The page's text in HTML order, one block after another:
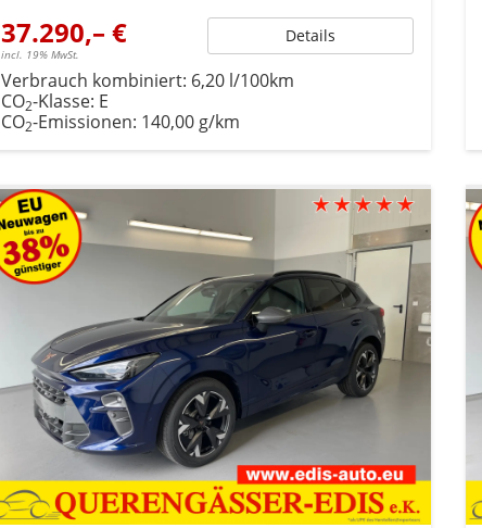
37.290,– €
incl. 19% MwSt.
Details
Verbrauch kombiniert: 6,20 l/100km
CO2-Klasse: E
CO2-Emissionen: 140,00 g/km